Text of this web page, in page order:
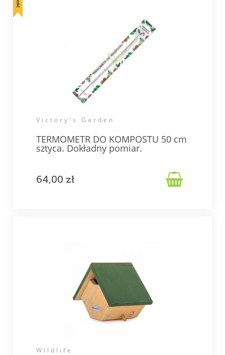
Victory's Garden
TERMOMETR DO KOMPOSTU 50 cm
sztyca. Dokładny pomiar.
64,00 zł 
Wildlife